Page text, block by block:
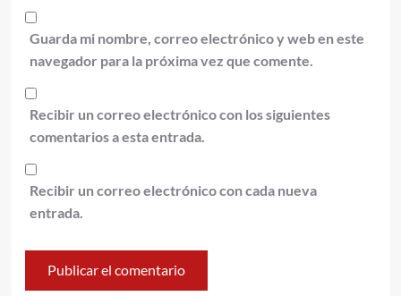
Guarda mi nombre, correo electrónico y web en este
navegador para la próxima vez que comente.
Recibir un correo electrónico con los siguientes
comentarios a esta entrada.
Recibir un correo electrónico con cada nueva
entrada.